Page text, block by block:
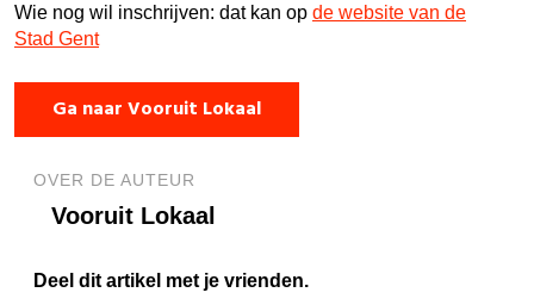
Wie nog wil inschrijven: dat kan op de website van de
Stad Gent
Ga naar Vooruit Lokaal
OVER DE AUTEUR
Vooruit Lokaal
Deel dit artikel met je vrienden.